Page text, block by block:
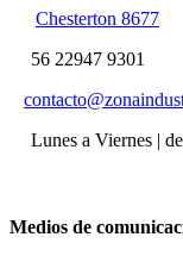
Chesterton 8677
56 22947 9301
Lunes a Viernes |
Medios de